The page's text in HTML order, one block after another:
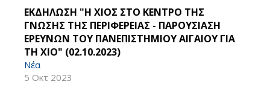
ΕΚΔΗΛΩΣΗ "Η ΧΙΟΣ ΣΤΟ ΚΕΝΤΡΟ ΤΗΣ
ΓΝΩΣΗΣ ΤΗΣ ΠΕΡΙΦΕΡΕΙΑΣ - ΠΑΡΟΥΣΙΑΣΗ
ΕΡΕΥΝΩΝ ΤΟΥ ΠΑΝΕΠΙΣΤΗΜΙΟΥ ΑΙΓΑΙΟΥ ΓΙΑ
ΤΗ ΧΙΟ" (02.10.2023)
Νέα
5 Οκτ 2023